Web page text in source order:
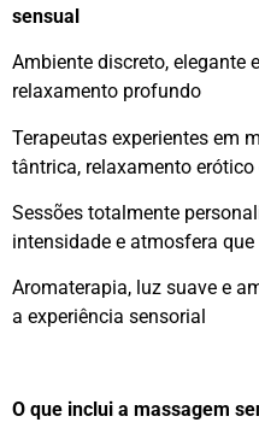
sensual
Ambiente discreto, elegante
relaxamento profundo
Terapeutas experientes em
tântrica, relaxamento
Sessões totalmente
intensidade e atmosfera que
Aromaterapia, luz suave e
a experiência sensorial
O que inclui a massagem